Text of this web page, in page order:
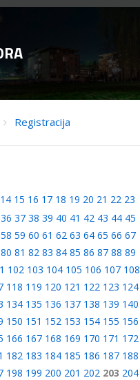
Registracija
14 15 16 17 18 19 20 21 22 23
36 37 38 39 40 41 42 43 44 45
58 59 60 61 62 63 64 65 66 67
80 81 82 83 84 85 86 87 88 89
102 103 104 105 106 107 108
118 119 120 121 122 123 124
134 135 136 137 138 139 140
150 151 152 153 154 155 156
166 167 168 169 170 171 172
182 183 184 185 186 187 188
198 199 200 201 202 203 204